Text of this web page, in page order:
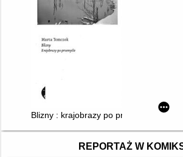
Blizny : krajobrazy po przemyśle
REPORTAŻ W